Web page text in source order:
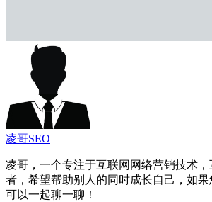
凌哥SEO
凌哥，一个专注于互联网网络营销技术
者，希望帮助别人的同时成长自己，如
可以一起聊一聊！